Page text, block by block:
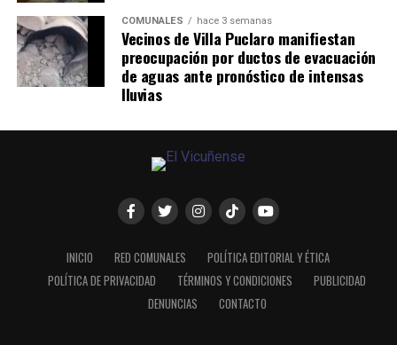
COMUNALES hace 3 semanas
Vecinos de Villa Puclaro manifiestan
preocupación por ductos de evacuación
de aguas ante pronóstico de intensas
lluvias
INICIO RED COMUNALES
POLÍTICA EDITORIAL Y ÉTICA
POLÍTICA DE PRIVACIDAD
TÉRMINOS Y CONDICIONES
PUBLICIDAD
DENUNCIAS
CONTACTO